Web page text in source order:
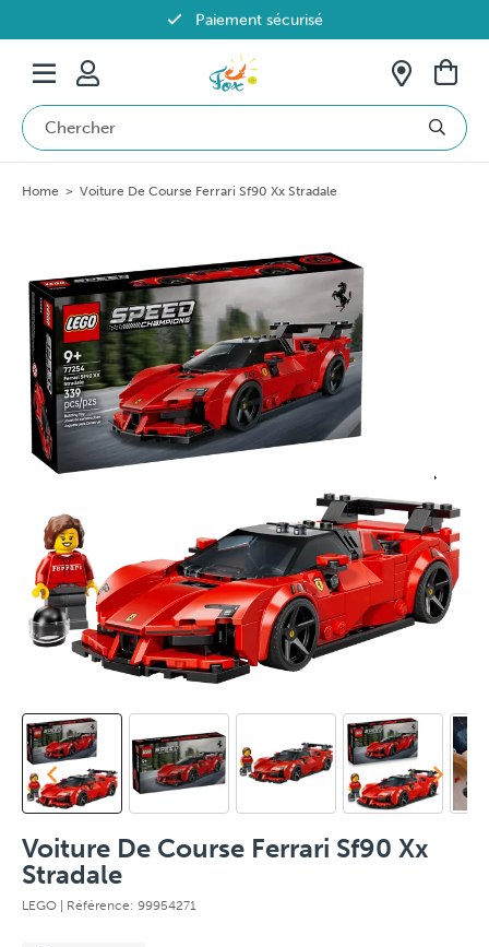
Paiement sécurisé
Livraison offerte dès 69€ en Belgique
Home > Voiture De Course Ferrari Sf90 Xx Stradale
Voiture De Course Ferrari Sf90 Xx
Stradale
LEGO | Référence: 99954271